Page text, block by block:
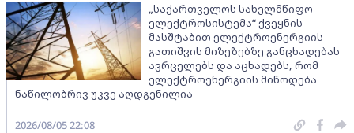
„საქართველოს სახელმწიფო
ელექტროსისტემა“ ქვეყნის
მასშტაბით ელექტროენერგიის
გათიშვის მიზეზებზე განცხადებას
ავრცელებს და აცხადებს, რომ
ელექტროენერგიის მიწოდება
ნაწილობრივ უკვე აღდგენილია
2026/08/05 22:08